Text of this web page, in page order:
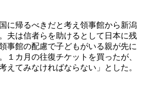
に帰るべきだと考え領事館から新潟
夫は信者らを助けるとして日本に残
事館の配慮で子どもがいる親が先に
１カ月の往復チケットを買ったが、
えてみなければならない」とした。